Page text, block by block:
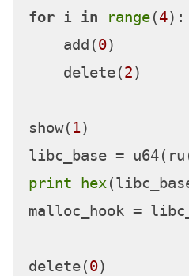
for i in range(4):
    add(
0)
    delete(
2)
show( 1)
libc_base =
print hex
malloc_hook =
delete(0